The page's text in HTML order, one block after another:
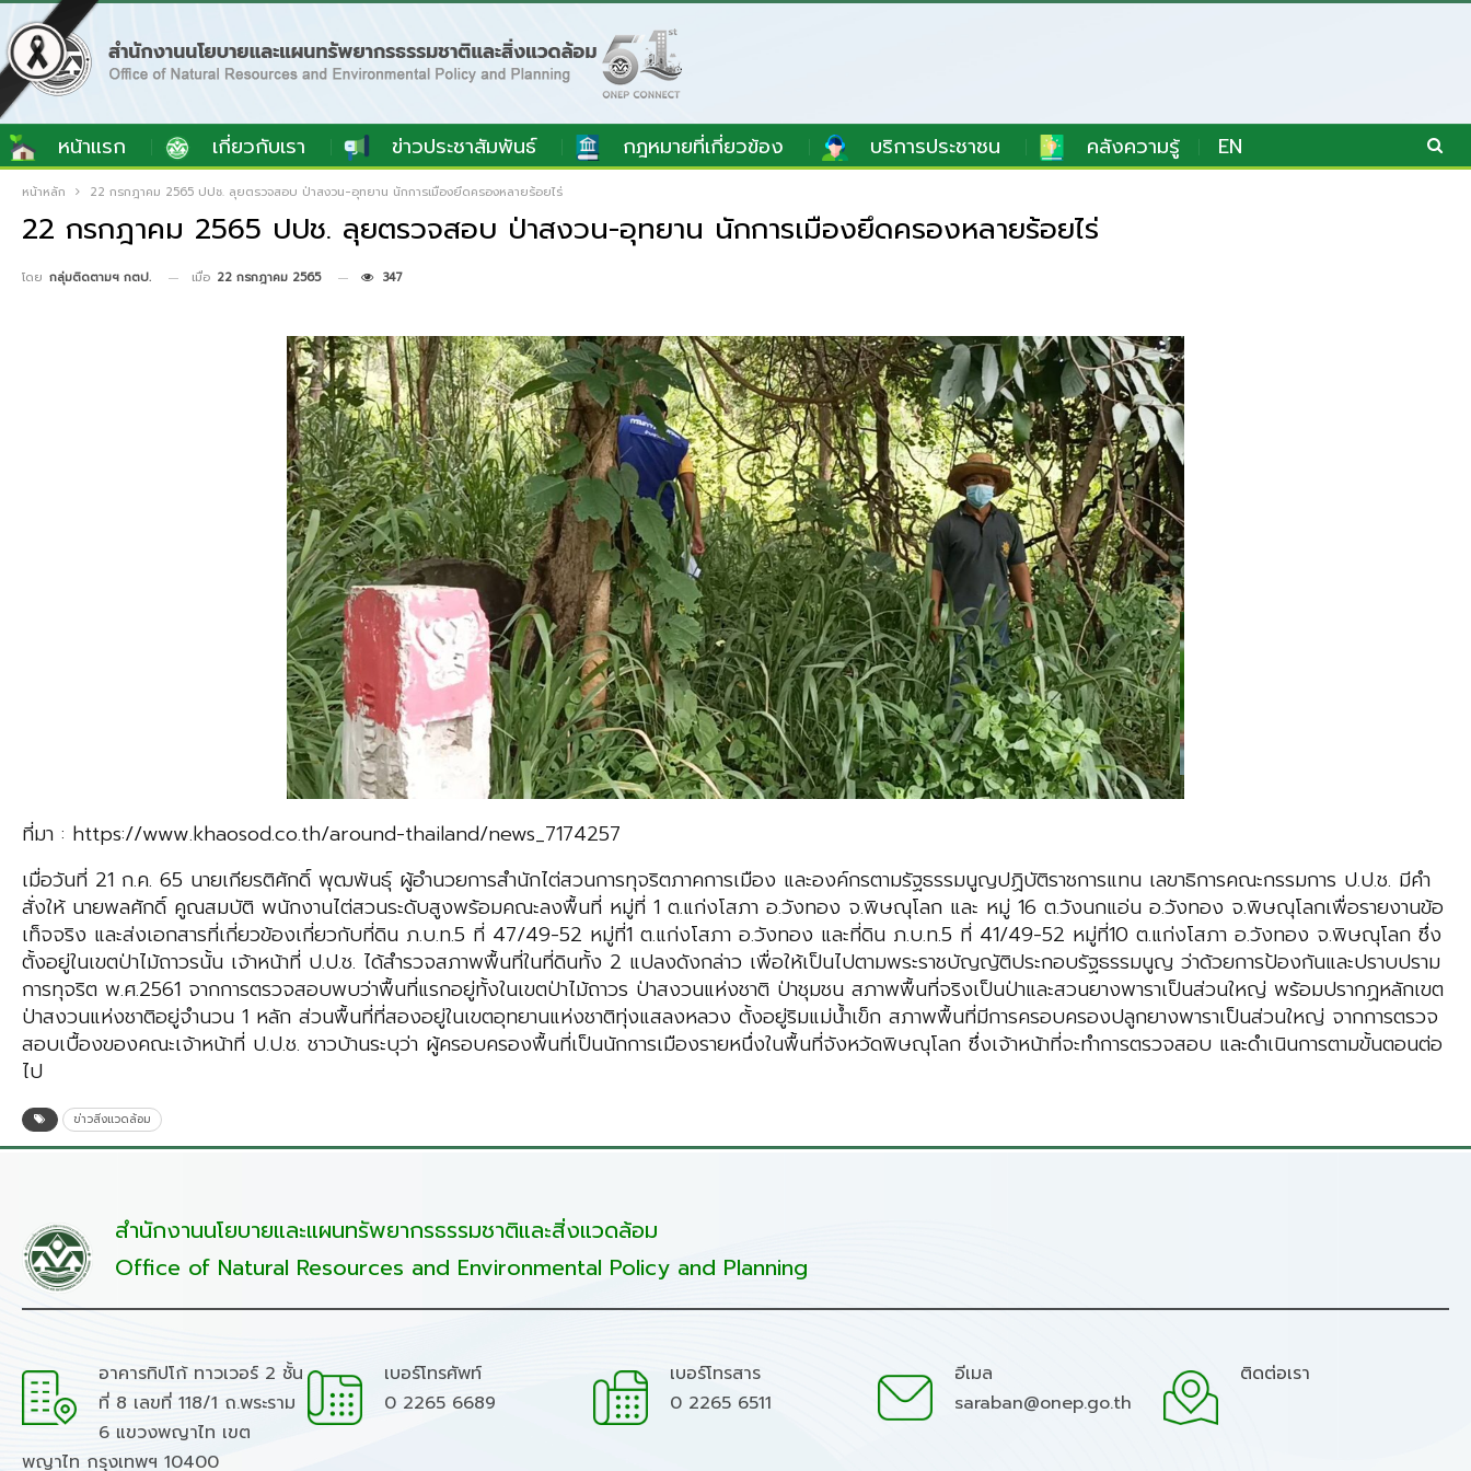
หน้าแรก เกี่ยวกับเรา ข่าวประชาสัมพันธ์ กฎหมายที่เกี่ยวข้อง บริการประชาชน คลังความรู้ EN
หน้าหลัก 22 กรกฎาคม 2565 ปปช. ลุยตรวจสอบ ป่าสงวน-อุทยาน นักการเมืองยึดครองหลายร้อยไร่
22 กรกฎาคม 2565 ปปช. ลุยตรวจสอบ ป่าสงวน-อุทยาน นักการเมืองยึดครองหลายร้อยไร่
โดย กลุ่มติดตามฯ กตป. เมื่อ 22 กรกฎาคม 2565 347
ที่มา : https://www.khaosod.co.th/around-thailand/news_7174257
เมื่อวันที่ 21 ก.ค. 65 นายเกียรติศักดิ์ พุฒพันธุ์ ผู้อำนวยการสำนักไต่สวนการทุจริตภาคการเมือง และองค์กรตามรัฐธรรมนูญปฏิบัติราชการแทน เลขาธิการคณะกรรมการ ป.ป.ช. มีคำ
สั่งให้ นายพลศักดิ์ คูณสมบัติ พนักงานไต่สวนระดับสูงพร้อมคณะลงพื้นที่ หมู่ที่ 1 ต.แก่งโสภา อ.วังทอง จ.พิษณุโลก และ หมู่ 16 ต.วังนกแอ่น อ.วังทอง จ.พิษณุโลกเพื่อรายงานข้อ
เท็จจริง และส่งเอกสารที่เกี่ยวข้องเกี่ยวกับที่ดิน ภ.บ.ท.5 ที่ 47/49-52 หมู่ที่1 ต.แก่งโสภา อ.วังทอง และที่ดิน ภ.บ.ท.5 ที่ 41/49-52 หมู่ที่10 ต.แก่งโสภา อ.วังทอง จ.พิษณุโลก ซึ่ง
ตั้งอยู่ในเขตป่าไม้ถาวรนั้น เจ้าหน้าที่ ป.ป.ช. ได้สำรวจสภาพพื้นที่ในที่ดินทั้ง 2 แปลงดังกล่าว เพื่อให้เป็นไปตามพระราชบัญญัติประกอบรัฐธรรมนูญ ว่าด้วยการป้องกันและปราบปราม
การทุจริต พ.ศ.2561 จากการตรวจสอบพบว่าพื้นที่แรกอยู่ทั้งในเขตป่าไม้ถาวร ป่าสงวนแห่งชาติ ป่าชุมชน สภาพพื้นที่จริงเป็นป่าและสวนยางพาราเป็นส่วนใหญ่ พร้อมปรากฏหลักเขต
ป่าสงวนแห่งชาติอยู่จำนวน 1 หลัก ส่วนพื้นที่ที่สองอยู่ในเขตอุทยานแห่งชาติทุ่งแสลงหลวง ตั้งอยู่ริมแม่น้ำเข็ก สภาพพื้นที่มีการครอบครองปลูกยางพาราเป็นส่วนใหญ่ จากการตรวจ
สอบเบื้องของคณะเจ้าหน้าที่ ป.ป.ช. ชาวบ้านระบุว่า ผู้ครอบครองพื้นที่เป็นนักการเมืองรายหนึ่งในพื้นที่จังหวัดพิษณุโลก ซึ่งเจ้าหน้าที่จะทำการตรวจสอบ และดำเนินการตามขั้นตอนต่อ
ไป
ข่าวสิ่งแวดล้อม
สำนักงานนโยบายและแผนทรัพยากรธรรมชาติและสิ่งแวดล้อม
Office of Natural Resources and Environmental Policy and Planning
อาคารทิปโก้ ทาวเวอร์ 2 ชั้น
ที่ 8 เลขที่ 118/1 ถ.พระราม
6 แขวงพญาไท เขต
พญาไท กรุงเทพฯ 10400
เบอร์โทรศัพท์
0 2265 6689
เบอร์โทรสาร
0 2265 6511
อีเมล
saraban@onep.go.th
ติดต่อเรา